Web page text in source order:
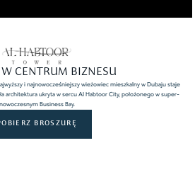
W CENTRUM BIZNESU
i najnowocześniejszy wieżowiec mieszkalny w Dubaju staje
architektura ukryta w sercu Al Habtoor City, położonego w super-
nowoczesnym Business Bay.
BROSZURĘ